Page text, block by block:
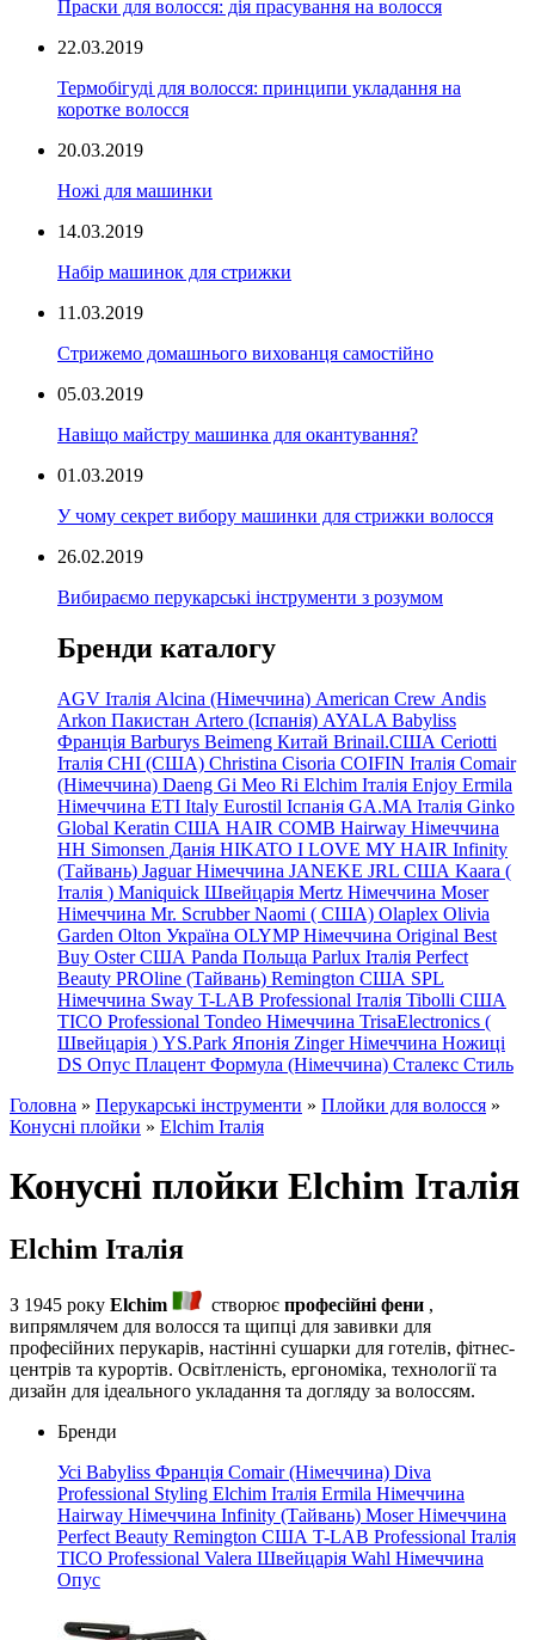
Праски для волосся: дія прасування на волосся
22.03.2019
Термобігуді для волосся: принципи укладання на
коротке волосся
20.03.2019
Ножі для машинки
14.03.2019
Набір машинок для стрижки
11.03.2019
Стрижемо домашнього вихованця самостійно
05.03.2019
Навіщо майстру машинка для окантування?
01.03.2019
У чому секрет вибору машинки для стрижки волосся
26.02.2019
Вибираємо перукарські інструменти з розумом
Бренди каталогу
AGV Італія Alcina (Німеччина) American Crew Andis
Arkon Пакистан Artero (Іспанія) AYALA Babyliss
Франція Barburys Beimeng Китай Brinail.США Ceriotti
Італія CHI (США) Christina Cisoria COIFIN Італія Comair
(Німеччина) Daeng Gi Meo Ri Elchim Італія Enjoy Ermila
Німеччина ETI Italy Eurostil Іспанія GA.MA Італія Ginko
Global Keratin США HAIR COMB Hairway Німеччина
HH Simonsen Данія HIKATO I LOVE MY HAIR Infinity
(Тайвань) Jaguar Німеччина JANEKE JRL США Kaara (
Італія ) Maniquick Швейцарія Mertz Німеччина Moser
Німеччина Mr. Scrubber Naomi ( США) Olaplex Olivia
Garden Olton Україна OLYMP Німеччина Original Best
Buy Oster США Panda Польща Parlux Італія Perfect
Beauty PROline (Тайвань) Remington США SPL
Німеччина Sway T-LAB Professional Італія Tibolli США
TICO Professional Tondeo Німеччина TrisaElectronics (
Швейцарія ) YS.Park Японія Zinger Німеччина Ножиці
DS Опус Плацент Формула (Німеччина) Сталекс Стиль
Головна » Перукарські інструменти » Плойки для волосся »
Конусні плойки » Elchim Італія
Конусні плойки Elchim Італія
Elchim Італія
З 1945 року Elchim створює професійні фени ,
випрямлячем для волосся та щипці для завивки для
професійних перукарів, настінні сушарки для готелів, фітнес-
центрів та курортів. Освітленість, ергономіка, технології та
дизайн для ідеального укладання та догляду за волоссям.
Бренди
Усі Babyliss Франція Comair (Німеччина) Diva
Professional Styling Elchim Італія Ermila Німеччина
Hairway Німеччина Infinity (Тайвань) Moser Німеччина
Perfect Beauty Remington США T-LAB Professional Італія
TICO Professional Valera Швейцарія Wahl Німеччина
Опус